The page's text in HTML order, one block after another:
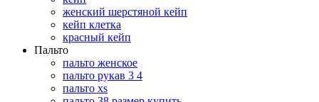
женский шерстяной кейп
кейп клетка
красный кейп
Пальто
пальто женское
пальто рукав 3 4
пальто xs